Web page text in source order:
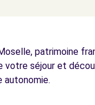
patrimoine
votre séjour et